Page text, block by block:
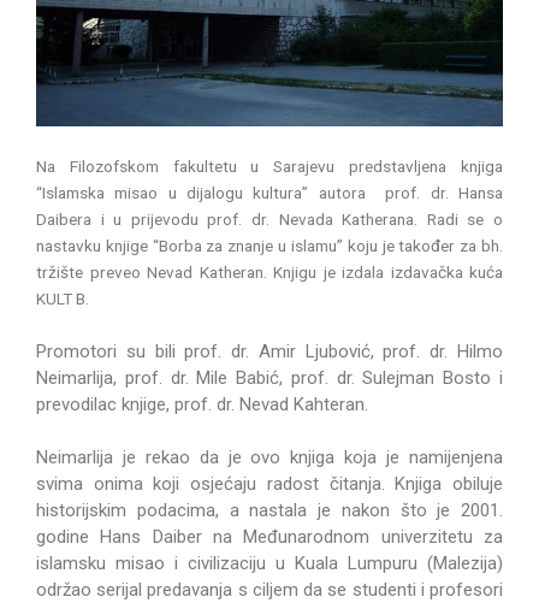
Na Filozofskom fakultetu u Sarajevu predstavljena knjiga
“Islamska misao u dijalogu kultura” autora prof. dr. Hansa
Daibera i u prijevodu prof. dr. Nevada Katherana. Radi se o
nastavku knjige “Borba za znanje u islamu” koju je također za bh.
tržište preveo Nevad Katheran. Knjigu je izdala izdavačka kuća
KULT B.
Promotori su bili prof. dr. Amir Ljubović, prof. dr. Hilmo
Neimarlija, prof. dr. Mile Babić, prof. dr. Sulejman Bosto i
prevodilac knjige, prof. dr. Nevad Kahteran.
Neimarlija je rekao da je ovo knjiga koja je namijenjena
svima onima koji osjećaju radost čitanja. Knjiga obiluje
historijskim podacima, a nastala je nakon što je 2001.
godine Hans Daiber na Međunarodnom univerzitetu za
islamsku misao i civilizaciju u Kuala Lumpuru (Malezija)
održao serijal predavanja s ciljem da se studenti i profesori